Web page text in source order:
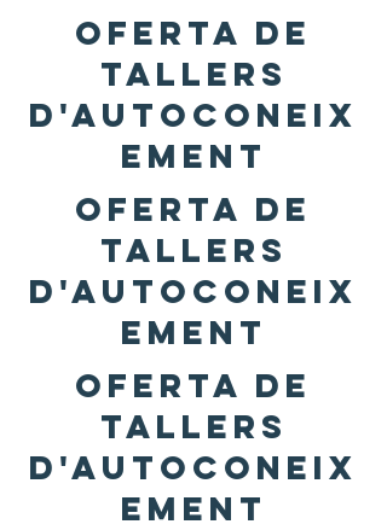
OFERTA DE
TALLERS
d'autoconeix
ement
OFERTA DE
TALLERS
d'autoconeix
ement
OFERTA DE
TALLERS
d'autoconeix
ement